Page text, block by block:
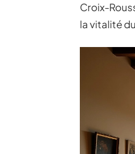
Croix-
la vitalité